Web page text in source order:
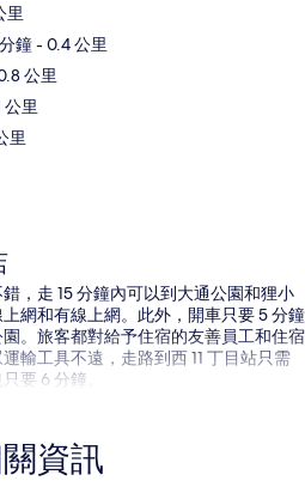
里
鐘- 0.4 公里
公里
公里
里
，走 15 分鐘內可以到大通公園和狸小
網和有線上網。此外，開車只要 5 分鐘
。旅客都對給予住宿的友善員工和住宿
輸工具不遠，走路到西 11 丁目站只需
要 6 分鐘。
資訊